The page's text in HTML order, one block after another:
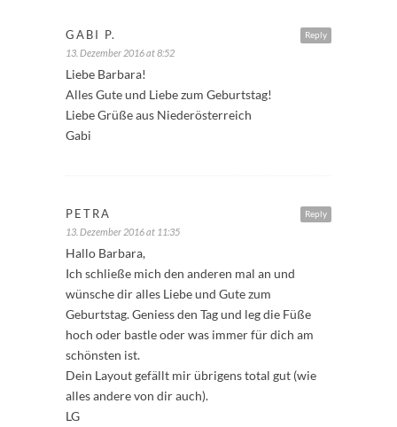
Reply
GABI P.
13. Dezember 2016 at 8:52
Liebe Barbara!
Alles Gute und Liebe zum Geburtstag!
Liebe Grüße aus Niederösterreich
Gabi
Reply
PETRA
13. Dezember 2016 at 11:35
Hallo Barbara,
Ich schließe mich den anderen mal an und
wünsche dir alles Liebe und Gute zum
Geburtstag. Geniess den Tag und leg die Füße
hoch oder bastle oder was immer für dich am
schönsten ist.
Dein Layout gefällt mir übrigens total gut (wie
alles andere von dir auch).
LG